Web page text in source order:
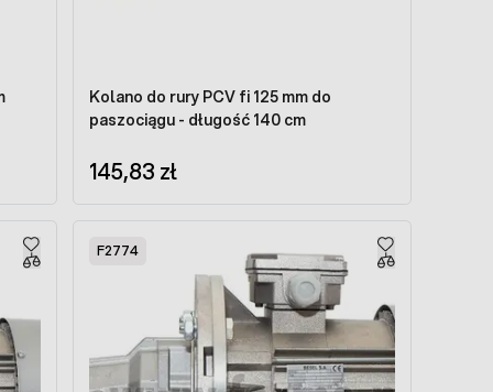
Kolano do rury PCV fi 125 mm do
paszociągu - długość 140 cm
145,83 zł
F2774